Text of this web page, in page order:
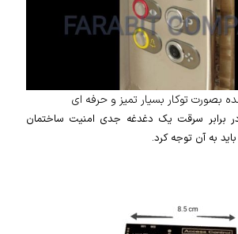
بصورت توکار بسیار تمیز و حرفه ای
برابر سرقت یک دغدغه جدی امنیت ساختمان
به آن توجه کرد.